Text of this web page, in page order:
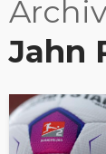
Jahn